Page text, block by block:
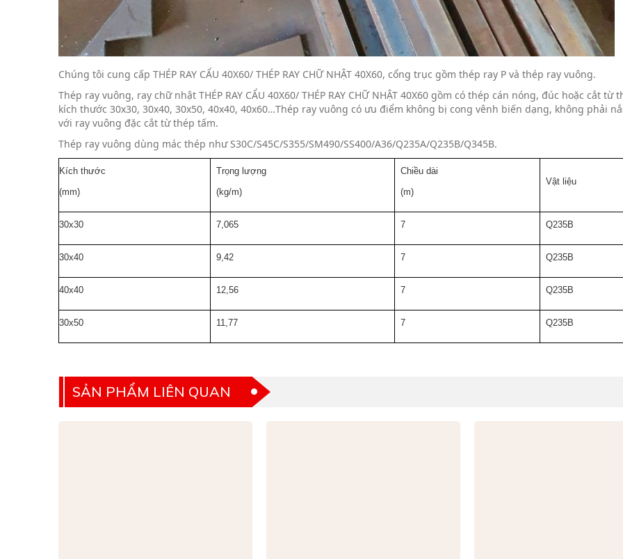
Chúng tôi cung cấp THÉP RAY CẨU 40X60/ THÉP RAY CHỮ NHẬT 40X60, cổng trục gồm thép ray P và thép ray vuông.
Thép ray vuông, ray chữ nhật THÉP RAY CẨU 40X60/ THÉP RAY CHỮ NHẬT 40X60 gồm có thép cán nóng, đúc hoặc cắt từ
kích thước 30x30, 30x40, 30x50, 40x40, 40x60…Thép ray vuông có ưu điểm không bị cong vênh biến dạng, không phải
với ray vuông đặc cắt từ thép tấm.
Thép ray vuông dùng mác thép như S30C/S45C/S355/SM490/SS400/A36/Q235A/Q235B/Q345B.
Kích thước
(mm)
Trọng lượng
(kg/m)
Chiều dài
(m)
Vật liệu
30x30 7,065 7 Q235B
30x40 9,42 7 Q235B
40x40 12,56 7 Q235B
30x50 11,77 7 Q235B
SẢN PHẨM LIÊN QUAN